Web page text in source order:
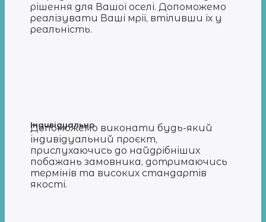
рішення для Вашої оселі. Допоможемо
реалізувати Ваші мрії, втіливши їх у
реальність.
Індивідуально
Допоможемо виконати будь-який
індивідуальний проєкт,
прислухаючись до найдрібніших
побажань замовника, дотримаючись
термінів та високих стандартів
якості.